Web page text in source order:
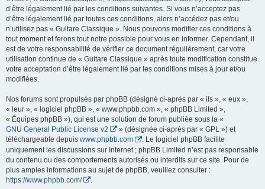
d’être légalement lié par les conditions suivantes. Si vous n’acceptez pas
d’être légalement lié par toutes ces conditions, alors n’accédez pas et/ou
n’utilisez pas « Guitare Classique ». Nous pouvons modifier ces conditions à
tout moment et ferons tout notre possible pour vous en informer. Cependant, il
est de votre responsabilité de vérifier ce document régulièrement, car votre
utilisation continue de « Guitare Classique » après toute modification constitue
votre acceptation d’être légalement lié par les conditions mises à jour et/ou
modifiées.
Nos forums sont propulsés par phpBB (désigné ci-après par « ils », « eux »,
« leur », « logiciel phpBB », « www.phpbb.com », « phpBB Limited »,
« Équipes phpBB »), qui est une solution de forum publiée sous la «
GNU General Public License v2
» (désignée ci-après par « GPL ») et
téléchargeable depuis www.phpbb.com
. Le logiciel phpBB facilite
uniquement les discussions sur Internet ; phpBB Limited n’est pas responsable
du contenu ou des comportements autorisés ou interdits sur ce site. Pour de
plus amples informations au sujet de phpBB, veuillez consulter :
https://www.phpbb.com/